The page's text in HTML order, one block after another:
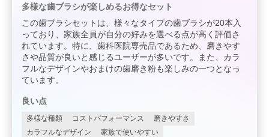
多様な歯ブラシが楽しめるお得なセット
この歯ブラシセットは、様々なタイプの歯ブラシが20本入
っており、家族全員が自分の好みを選べる点が高く評価さ
れています。特に、歯科医院専売品であるため、磨きやす
さや品質が良いと感じるユーザーが多いです。また、カラ
フルなデザインやおまけの歯磨き粉も楽しみの一つとなっ
ています。
良い点
多様な種類 コストパフォーマンス
磨きやすさ
カラフルなデザイン
家族で使いやすい